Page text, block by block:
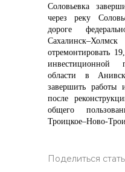
Соловьевка
через реку
дороге
отремонтировать
инвестиционной
области в
завершить работы
после
общего
Троицкое–Ново-
Поделиться